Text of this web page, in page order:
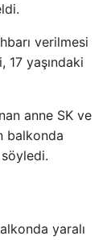
verilmesi
17 yaşındaki
anne SK ve
balkonda
söyledi.
yaralı